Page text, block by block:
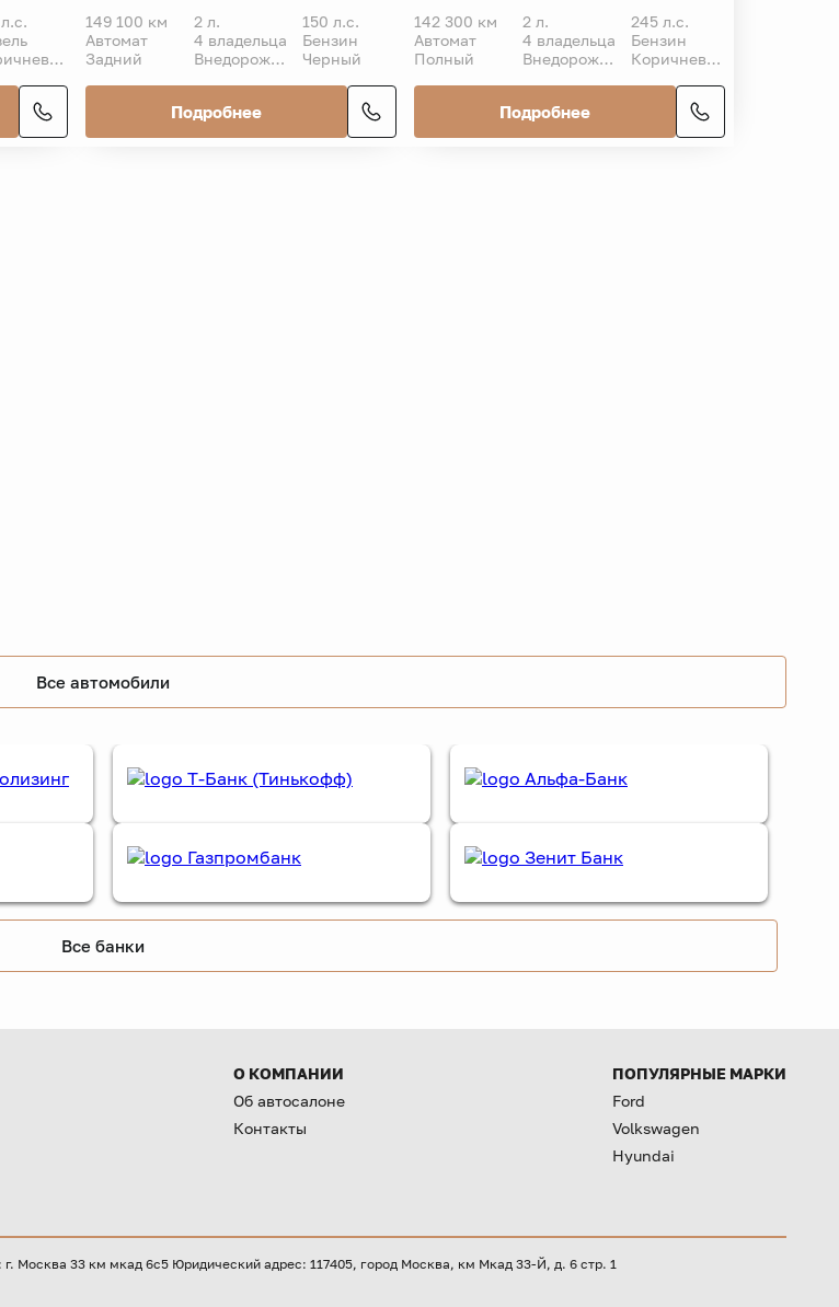
Коричневый
149 100 км 2 л.
150 л.с.
Автомат
4 владельца
Бензин
Задний
Внедорожник 5 дв. Черный
Подробнее
142 300 км 2 л.
245 л.с.
Автомат
4 владельца
Бензин
Полный
Внедорожник 5 дв. Коричневый
Подробнее
Все автомобили
Все банки
О КОМПАНИИ
Об автосалоне
Контакты
ПОПУЛЯРНЫЕ МАРКИ
Ford
Volkswagen
Hyundai
Москва 33 км мкад 6с5 Юридический адрес: 117405, город Москва, км Мкад 33-Й, д. 6 стр. 1